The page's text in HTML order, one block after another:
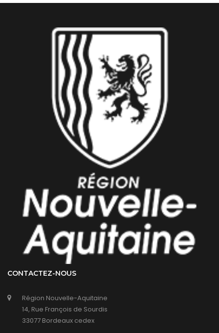
CONTACTEZ-NOUS
Région Nouvelle-Aquitaine
14, Rue François de Sourdis
33077 Bordeaux cedex